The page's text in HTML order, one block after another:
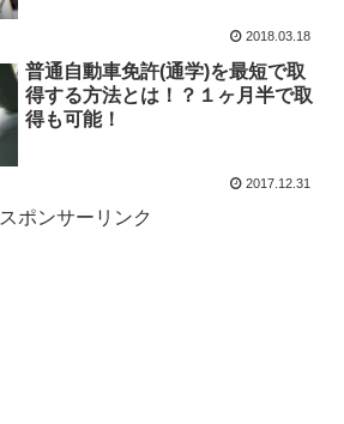
2018.03.18
普通自動車免許(通学)を最短で取
得する方法とは！？１ヶ月半で取
得も可能！
2017.12.31
スポンサーリンク